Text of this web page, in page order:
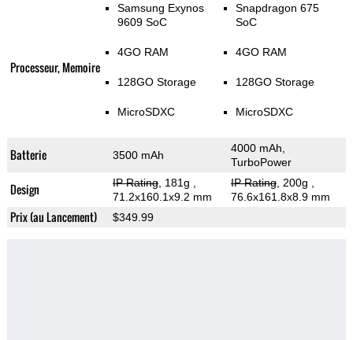
Processeur, Memoire
Samsung Exynos
9609 SoC
4GO RAM
128GO Storage
MicroSDXC
Snapdragon 675
SoC
4GO RAM
128GO Storage
MicroSDXC
Batterie 3500 mAh
4000 mAh,
TurboPower
Design IP Rating, 181g
71.2x160.1x9.2 mm
IP Rating, 200g
76.6x161.8x8.9 mm
Prix (au Lancement) $349.99